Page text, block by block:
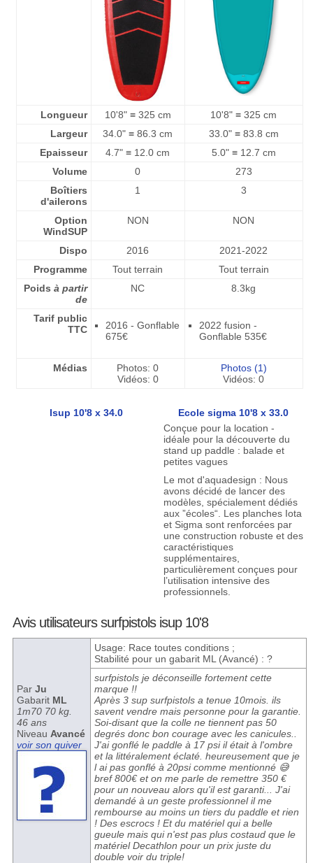
Longueur 10'8" ≡ 325 cm
10'8" ≡ 325 cm
Largeur
34.0" ≡ 86.3 cm
33.0" ≡ 83.8 cm
Epaisseur
4.7" ≡ 12.0 cm
5.0" ≡ 12.7 cm
Volume
0
273
Boîtiers
d'ailerons
1 3
Option
WindSUP
NON NON
Dispo 2016
2021-2022
Programme
Tout terrain
Tout terrain
Poids à partir
de
NC 8.3kg
Tarif public
TTC
2016 - Gonflable
675€
2022 fusion -
Gonflable 535€
Médias
Photos: 0
Vidéos: 0
Photos (1)
Vidéos: 0
Isup 10'8 x 34.0
Ecole sigma 10'8 x 33.0
Conçue pour la location -
idéale pour la découverte du
stand up paddle : balade et
petites vagues
Le mot d'aquadesign : Nous
avons décidé de lancer des
modèles, spécialement dédiés
aux ”écoles“. Les planches Iota
et Sigma sont renforcées par
une construction robuste et des
caractéristiques
supplémentaires,
particulièrement conçues pour
l’utilisation intensive des
professionnels.
Avis utilisateurs surfpistols isup 10'8
Par Ju
Gabarit ML
1m70 70 kg.
46 ans
Niveau Avancé
voir son quiver
Usage: Race toutes conditions ;
Stabilité pour un gabarit ML (Avancé) : ?
surfpistols je déconseille fortement cette
marque !!
Après 3 sup surfpistols a tenue 10mois. ils
savent vendre mais personne pour la garantie.
Soi-disant que la colle ne tiennent pas 50
degrés donc bon courage avec les canicules..
J'ai gonflé le paddle à 17 psi il était à l'ombre
et la littéralement éclaté. heureusement que je
l ai pas gonflé à 20psi comme mentionné 😅
bref 800€ et on me parle de remettre 350 €
pour un nouveau alors qu'il est garanti... J'ai
demandé à un geste professionnel il me
rembourse au moins un tiers du paddle et rien
! Des escrocs ! Et du matériel qui a belle
gueule mais qui n'est pas plus costaud que le
matériel Decathlon pour un prix juste du
double voir du triple!